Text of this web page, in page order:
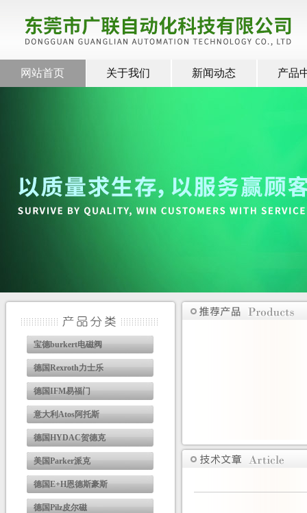
网站首页 关于我们 新闻动态 产品
宝德burkert电磁阀
德国Rexroth力士乐
德国IFM易福门
意大利Atos阿托斯
德国HYDAC贺德克
美国Parker派克
德国E+H恩德斯豪斯
德国Pilz皮尔磁